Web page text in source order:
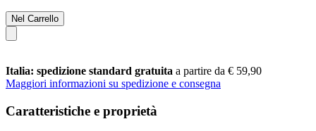
Nel Carrello
Italia: spedizione standard gratuita a partire da € 59,90
Maggiori informazioni su spedizione e consegna
Caratteristiche e proprietà